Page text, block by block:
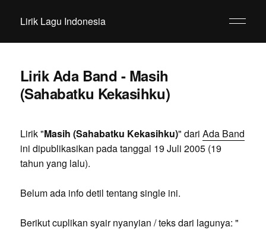
Lirik Lagu Indonesia
Lirik Ada Band - Masih
(Sahabatku Kekasihku)
Lirik "Masih (Sahabatku Kekasihku)" dari Ada Band
ini dipublikasikan pada tanggal 19 Juli 2005 (19
tahun yang lalu).
Belum ada info detil tentang single ini.
Berikut cuplikan syair nyanyian / teks dari lagunya: "